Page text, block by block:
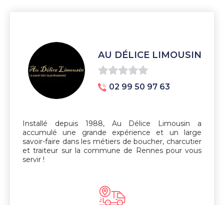
AU DÉLICE LIMOUSIN
0
02 99 50 97 63
Installé depuis 1988, Au Délice Limousin a
accumulé une grande expérience et un large
savoir-faire dans les métiers de boucher, charcutier
et traiteur sur la commune de Rennes pour vous
servir !